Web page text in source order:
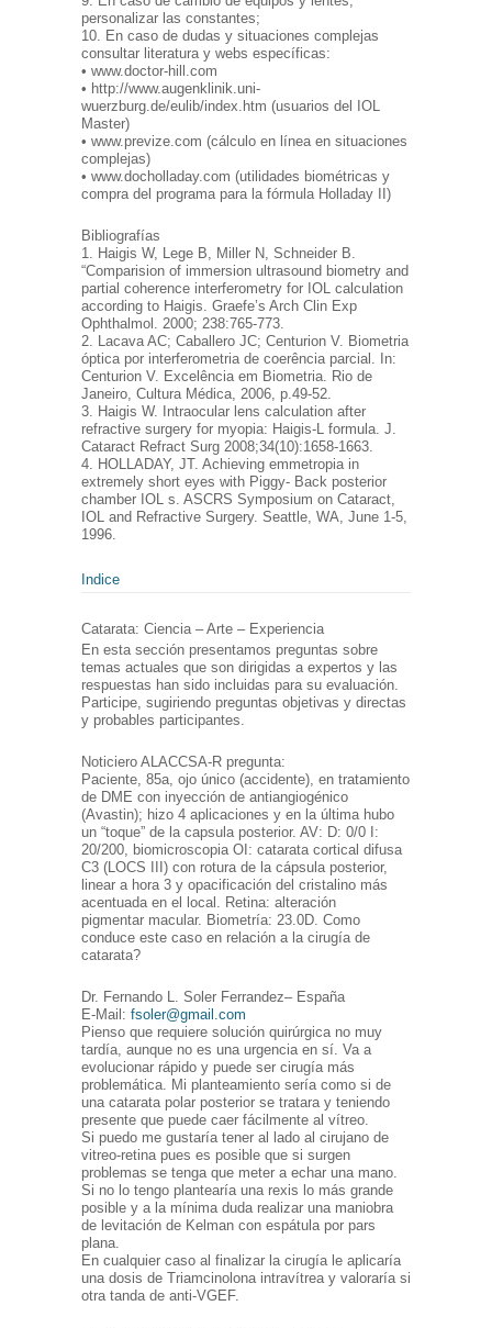
personalizar las constantes;
10. En caso de dudas y situaciones complejas
consultar literatura y webs específicas:
• www.doctor-hill.com
• http://www.augenklinik.uni-
wuerzburg.de/eulib/index.htm (usuarios del IOL
Master)
• www.previze.com (cálculo en línea en situaciones
complejas)
• www.docholladay.com (utilidades biométricas y
compra del programa para la fórmula Holladay II)
Bibliografías
1. Haigis W, Lege B, Miller N, Schneider B.
“Comparision of immersion ultrasound biometry and
partial coherence interferometry for IOL calculation
according to Haigis. Graefe’s Arch Clin Exp
Ophthalmol. 2000; 238:765-773.
2. Lacava AC; Caballero JC; Centurion V. Biometria
óptica por interferometria de coerência parcial. In:
Centurion V. Excelência em Biometria. Rio de
Janeiro, Cultura Médica, 2006, p.49-52.
3. Haigis W. Intraocular lens calculation after
refractive surgery for myopia: Haigis-L formula. J.
Cataract Refract Surg 2008;34(10):1658-1663.
4. HOLLADAY, JT. Achieving emmetropia in
extremely short eyes with Piggy- Back posterior
chamber IOL s. ASCRS Symposium on Cataract,
IOL and Refractive Surgery. Seattle, WA, June 1-5,
1996.
Indice
Catarata: Ciencia – Arte – Experiencia
En esta sección presentamos preguntas sobre
temas actuales que son dirigidas a expertos y las
respuestas han sido incluidas para su evaluación.
Participe, sugiriendo preguntas objetivas y directas
y probables participantes.
Noticiero ALACCSA-R pregunta:
Paciente, 85a, ojo único (accidente), en tratamiento
de DME con inyección de antiangiogénico
(Avastin); hizo 4 aplicaciones y en la última hubo
un “toque” de la capsula posterior. AV: D: 0/0 I:
20/200, biomicroscopia OI: catarata cortical difusa
C3 (LOCS III) con rotura de la cápsula posterior,
linear a hora 3 y opacificación del cristalino más
acentuada en el local. Retina: alteración
pigmentar macular. Biometría: 23.0D. Como
conduce este caso en relación a la cirugía de
catarata?
Dr. Fernando L. Soler Ferrandez– España
E-Mail: fsoler@gmail.com
Pienso que requiere solución quirúrgica no muy
tardía, aunque no es una urgencia en sí. Va a
evolucionar rápido y puede ser cirugía más
problemática. Mi planteamiento sería como si de
una catarata polar posterior se tratara y teniendo
presente que puede caer fácilmente al vítreo.
Si puedo me gustaría tener al lado al cirujano de
vitreo-retina pues es posible que si surgen
problemas se tenga que meter a echar una mano.
Si no lo tengo plantearía una rexis lo más grande
posible y a la mínima duda realizar una maniobra
de levitación de Kelman con espátula por pars
plana.
En cualquier caso al finalizar la cirugía le aplicaría
una dosis de Triamcinolona intravítrea y valoraría si
otra tanda de anti-VGEF.